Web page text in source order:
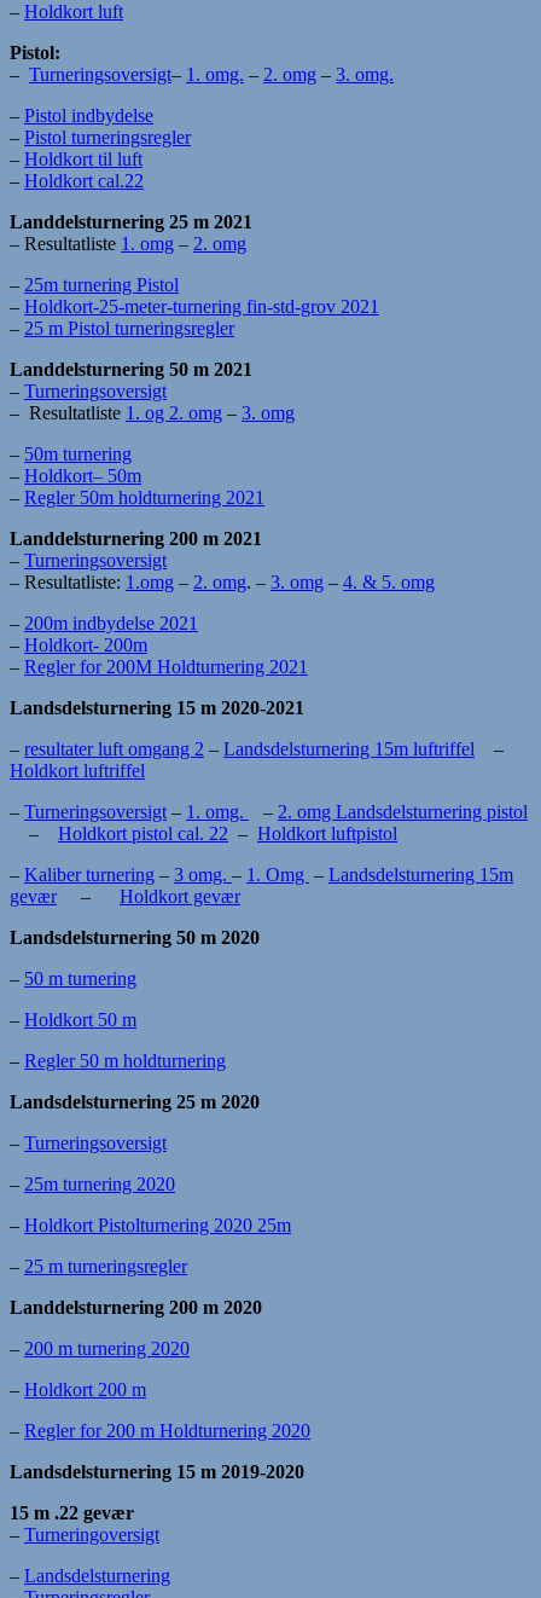
– Holdkort luft
Pistol:
– Turneringsoversigt– 1. omg. – 2. omg – 3. omg.
– Pistol indbydelse
– Pistol turneringsregler
– Holdkort til luft
– Holdkort cal.22
Landdelsturnering 25 m 2021
– Resultatliste 1. omg – 2. omg
– 25m turnering Pistol
– Holdkort-25-meter-turnering fin-std-grov 2021
– 25 m Pistol turneringsregler
Landdelsturnering 50 m 2021
– Turneringsoversigt
– Resultatliste 1. og 2. omg – 3. omg
– 50m turnering
– Holdkort– 50m
– Regler 50m holdturnering 2021
Landdelsturnering 200 m 2021
– Turneringsoversigt
– Resultatliste: 1.omg – 2. omg. – 3. omg – 4. & 5. omg
– 200m indbydelse 2021
– Holdkort- 200m
– Regler for 200M Holdturnering 2021
Landsdelsturnering 15 m 2020-2021
– resultater luft omgang 2 – Landsdelsturnering 15m luftriffel –
Holdkort luftriffel
– Turneringsoversigt – 1. omg. – 2. omg Landsdelsturnering pistol
– Holdkort pistol cal. 22 – Holdkort luftpistol
– Kaliber turnering – 3 omg. – 1. Omg – Landsdelsturnering 15m
gevær– Holdkort gevær
Landsdelsturnering 50 m 2020
– 50 m turnering
– Holdkort 50 m
– Regler 50 m holdturnering
Landsdelsturnering 25 m 2020
– Turneringsoversigt
– 25m turnering 2020
– Holdkort Pistolturnering 2020 25m
– 25 m turneringsregler
Landdelsturnering 200 m 2020
– 200 m turnering 2020
– Holdkort 200 m
– Regler for 200 m Holdturnering 2020
Landsdelsturnering 15 m 2019-2020
15 m .22 gevær
– Turneringoversigt
– Landsdelsturnering